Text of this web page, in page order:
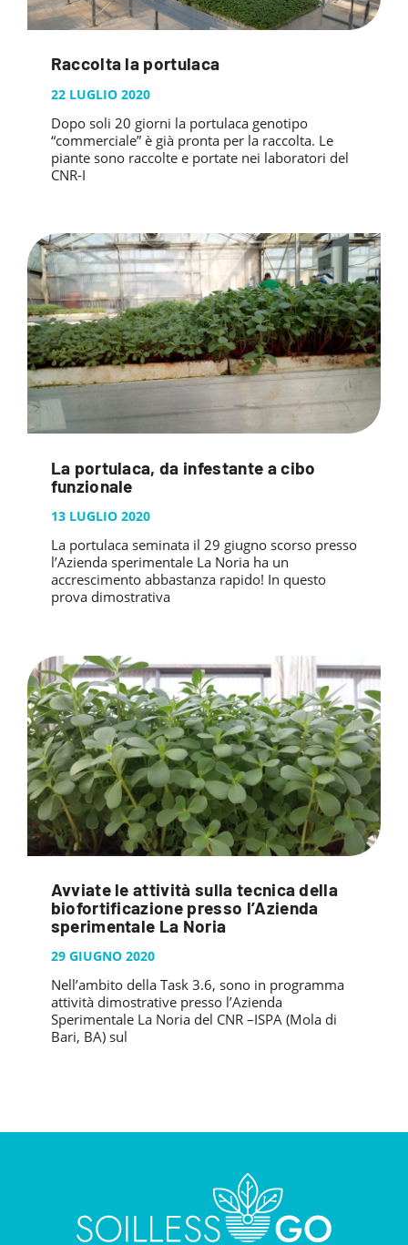
Raccolta la portulaca
22 LUGLIO 2020
Dopo soli 20 giorni la portulaca genotipo
“commerciale” è già pronta per la raccolta. Le
piante sono raccolte e portate nei laboratori del
CNR-I
La portulaca, da infestante a cibo
funzionale
13 LUGLIO 2020
La portulaca seminata il 29 giugno scorso presso
l’Azienda sperimentale La Noria ha un
accrescimento abbastanza rapido! In questo
prova dimostrativa
Avviate le attività sulla tecnica della
biofortificazione presso l’Azienda
sperimentale La Noria
29 GIUGNO 2020
Nell’ambito della Task 3.6, sono in programma
attività dimostrative presso l’Azienda
Sperimentale La Noria del CNR –ISPA (Mola di
Bari, BA) sul